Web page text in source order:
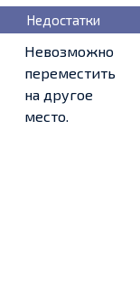
Недостатки
Невозможно
переместить
на другое
место.